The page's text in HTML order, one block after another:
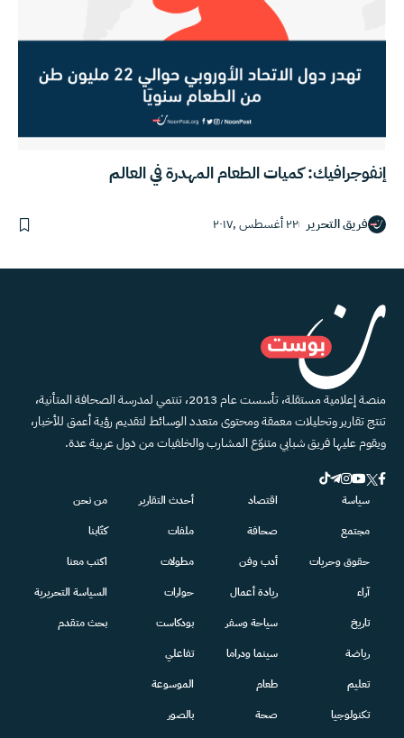
إنفوجرافيك: كميات الطعام المهدرة في العالم
فريق التحرير ٢٢ أغسطس ,٢٠١٧
منصة إعلامية مستقلة، تأسست عام 2013، تنتمي لمدرسة الصحافة المتأنية،
تنتج تقارير وتحليلات معمقة ومحتوى متعدد الوسائط لتقديم رؤية أعمق للأخبار،
ويقوم عليها فريق شبابي متنوّع المشارب والخلفيات من دول عربية عدة.
سياسة
مجتمع
حقوق وحريات
آراء
تاريخ
رياضة
تعليم
تكنولوجيا
اقتصاد
صحافة
أدب وفن
ريادة أعمال
سياحة وسفر
سينما ودراما
طعام
صحة
أحدث التقارير
ملفات
مطولات
حوارات
بودكاست
تفاعلي
الموسوعة
بالصور
من نحن
كتّابنا
اكتب معنا
السياسة التحريرية
بحث متقدم